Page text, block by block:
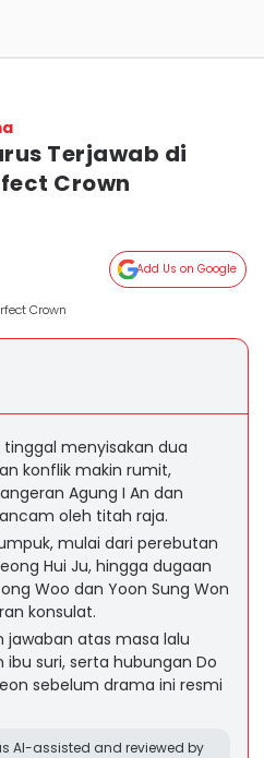
Terjawab di
Crown
Add Us on Google
Crown
menyisakan dua
konflik makin rumit,
Agung I An dan
oleh titah raja.
mulai dari perebutan
Hui Ju, hingga dugaan
Woo dan Yoon Sung Won
konsulat.
atas masa lalu
suri, serta hubungan Do
sebelum drama ini resmi
AI-assisted and reviewed by